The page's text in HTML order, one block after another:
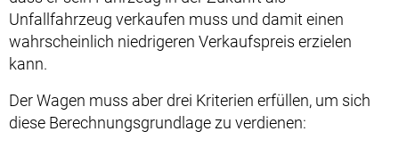
Unfallfahrzeug verkaufen muss und damit einen
wahrscheinlich niedrigeren Verkaufspreis erzielen
kann.
Der Wagen muss aber drei Kriterien erfüllen, um sich
diese Berechnungsgrundlage zu verdienen: